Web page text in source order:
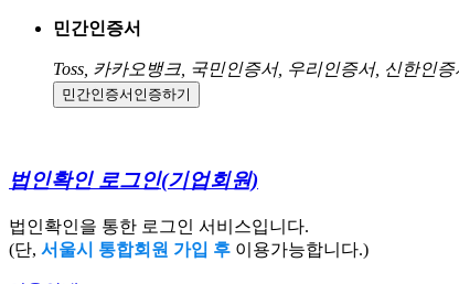
민간인증서
Toss, 카카오뱅크, 국민인증서, 우리인증서, 신한인
민간인증서 인증하기
법인확인 로그인(기업회원)
법인확인을 통한 로그인 서비스입니다.
(단, 서울시 통합회원 가입 후 이용가능합니다.)